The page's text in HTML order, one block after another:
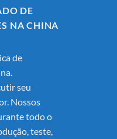
DE
NA CHINA
de
seu
Nossos
todo o
teste,